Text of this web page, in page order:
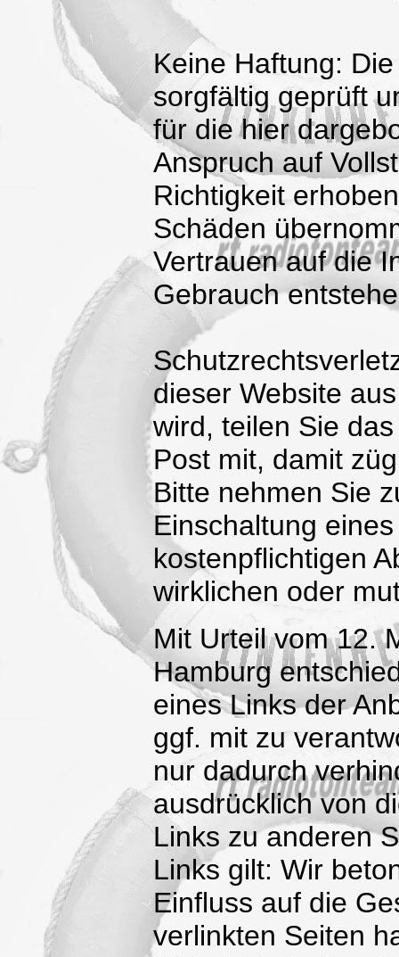
Keine Haftung:
sorgfältig geprüft
für die hier
Anspruch auf
Richtigkeit
Schäden
Vertrauen auf die
Gebrauch
dieser Website
wird, teilen Sie
Post mit, damit
Bitte nehmen Sie
Einschaltung
kostenpflichtigen
wirklichen oder
Mit Urteil vom 12.
Hamburg
eines Links der
ggf. mit zu
nur dadurch
ausdrücklich von
Links zu anderen
Links gilt: Wir
Einfluss auf die
verlinkten Seiten